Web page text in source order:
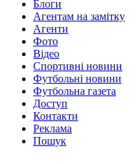
Блоги
Агентам на замітку
Агенти
Фото
Відео
Спортивні новини
Футбольні новини
Футбольна газета
Доступ
Контакти
Реклама
Пошук